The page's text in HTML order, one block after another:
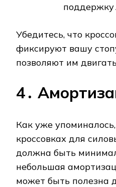
Убедитесь, что
фиксируют вашу
позволяют им
4․
Как уже
кроссовках для
должна быть
небольшая
может быть полезна